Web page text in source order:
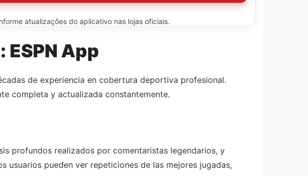
atualizações do aplicativo nas lojas oficiais.
App
de experiencia en cobertura deportiva profesional.
completa y actualizada constantemente.
profundos realizados por comentaristas legendarios, y
usuarios pueden ver repeticiones de las mejores jugadas,